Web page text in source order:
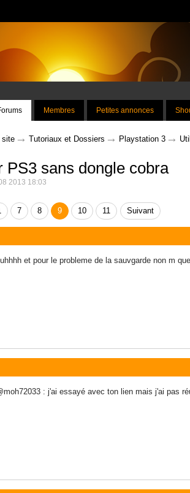
Membres Petites annonces
site → Tutoriaux et Dossiers → Playstation 3 →
PS3 sans dongle cobra
2013 18:03
7 8 9 10 11 Suivant
et pour le probleme de la sauvgarde non m
: j'ai essayé avec ton lien mais j'ai pas